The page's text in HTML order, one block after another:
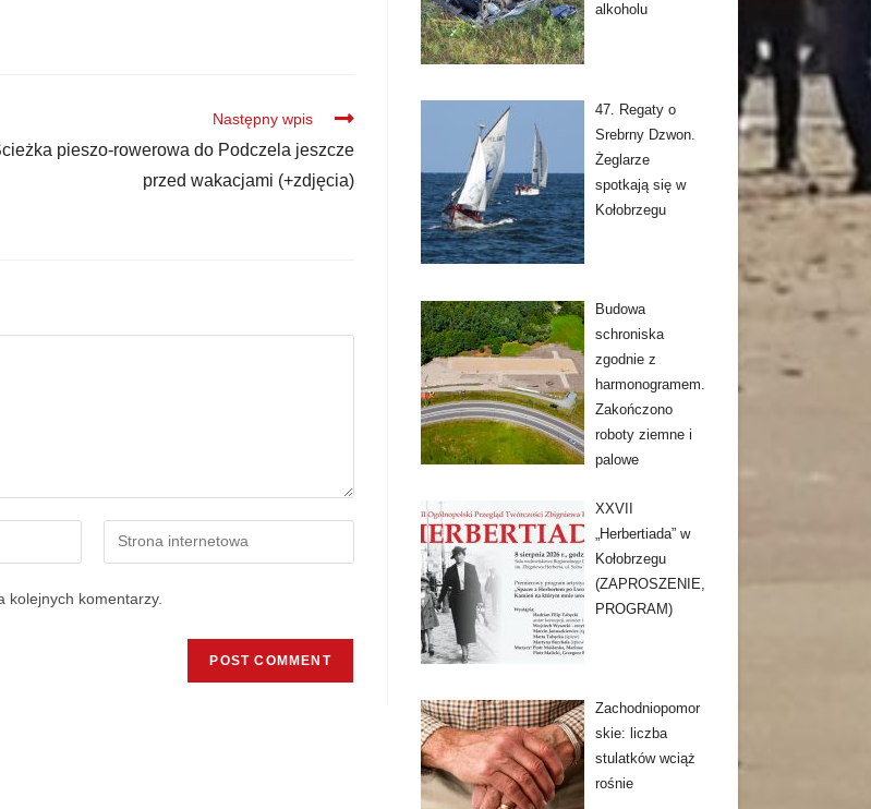
Następny wpis
pieszo-rowerowa do Podczela jeszcze
przed wakacjami (+zdjęcia)
kolejnych komentarzy.
alkoholu
47. Regaty o
Srebrny Dzwon.
Żeglarze
spotkają się w
Kołobrzegu
Budowa
schroniska
zgodnie z
harmonogramem.
Zakończono
roboty ziemne i
palowe
XXVII
„Herbertiada” w
Kołobrzegu
(ZAPROSZENIE,
PROGRAM)
Zachodniopomor
skie: liczba
stulatków wciąż
rośnie